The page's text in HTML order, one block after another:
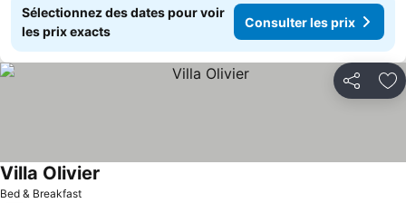
Sélectionnez des dates pour voir
les prix exacts
Consulter les prix
Partager
Bed & Breakfast
Villa Olivier